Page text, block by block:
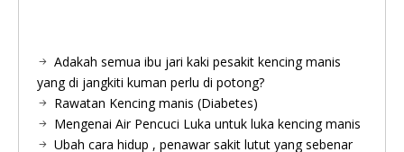
Adakah semua ibu jari kaki pesakit kencing manis
yang di jangkiti kuman perlu di potong?
Rawatan Kencing manis (Diabetes)
Mengenai Air Pencuci Luka untuk luka kencing manis
Ubah cara hidup , penawar sakit lutut yang sebenar